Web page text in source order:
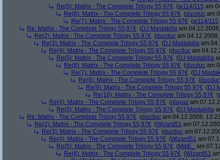
Re(5): Matrix - The Complete Trilogy 55,97€ (w114/115 am
Re(6): Matrix - The Complete Trilogy 55,97€ (ducduc am
Re(7): Matrix - The Complete Trilogy 55,97€ (w114/115
Re: Matrix - The Complete Trilogy 55,97€ (DJ Mastakilla am
Re(2): Matrix - The Complete Trilogy 55,97€ (ducduc am
Re(3): Matrix - The Complete Trilogy 55,97€ (DJ Mastakilla am
Re(4): Matrix - The Complete Trilogy 55,97€ (ducduc am
Re(5): Matrix - The Complete Trilogy 55,97€ (DJ Mastakilla
Re(6): Matrix - The Complete Trilogy 55,97€ (ducduc am
Re(7): Matrix - The Complete Trilogy 55,97€ (DJ
Re(8): Matrix - The Complete Trilogy 55,97€ (ducduc
Re(9): Matrix - The Complete Trilogy 55,97€ (DJ
Re(10): Matrix - The Complete Trilogy 55,97€ (
Re(4): Matrix - The Complete Trilogy 55,97€ (playaz am
Re(5): Matrix - The Complete Trilogy 55,97€ (DJ Mastakilla
Re: Matrix - The Complete Trilogy 55,97€ (ducduc am 04.12.2008,
Re(2): Matrix - The Complete Trilogy 55,97€ (Wizard51 am
Re(3): Matrix - The Complete Trilogy 55,97€ (ducduc am
Re(4): Matrix - The Complete Trilogy 55,97€ (Wizard51 am
Re(5): Matrix - The Complete Trilogy 55,97€ (MikE_
am
Re(6): Matrix - The Complete Trilogy 55,97€ (Wizard51